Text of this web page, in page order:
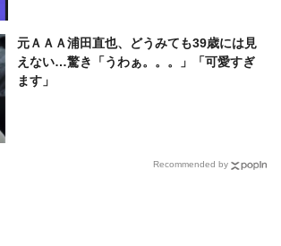
元ＡＡＡ浦田直也、どうみても39歳には見
えない…驚き「うわぁ。。。」「可愛すぎ
ます」
Recommended by